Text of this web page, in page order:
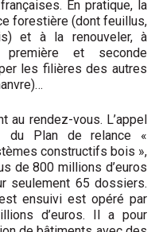
En pratique, la
forestière (dont feuillus,
et à la renouveler, à
première et seconde
les filières des autres
au rendez-vous. L’appel
du Plan de relance «
constructifs bois »,
de 800 millions d’euros
seulement 65 dossiers.
ensuivi est opéré par
d’euros. Il a pour